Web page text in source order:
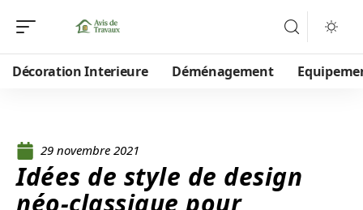
Décoration Interieure Déménagement
29 novembre 2021
Idées de style de design
néo-classique pour